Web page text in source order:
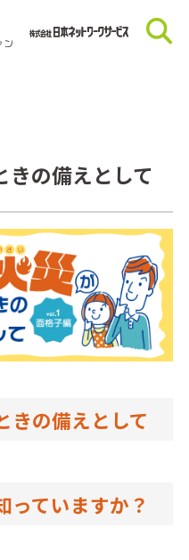
きの備えとして
きの備えとして
っていますか？